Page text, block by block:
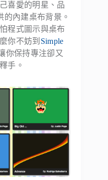
喜愛的明星、品
的內建桌布背景。
程式圖示與桌布
你不妨到 Simple
你保持專注卻又
手。